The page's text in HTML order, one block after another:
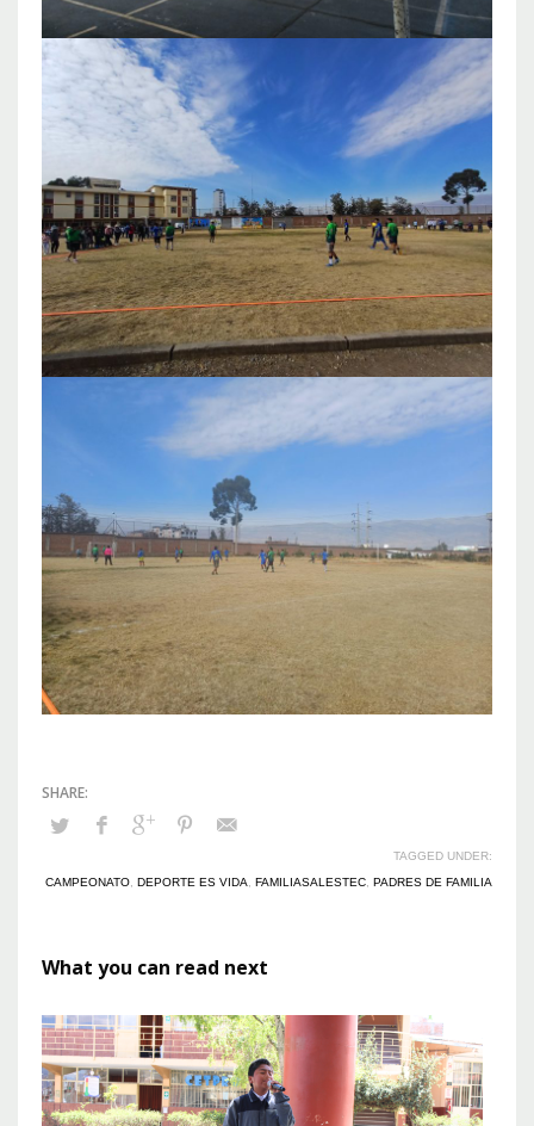
TAGGED UNDER:
CAMPEONATO DEPORTE ES VIDA FAMILIASALESTEC PADRES DE FAMILIA
What you can read next